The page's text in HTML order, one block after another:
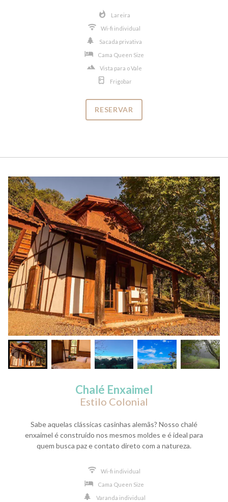
Lareira
Wi-fi individual
Sacada privativa
Cama Queen Size
Vista para o Vale
Frigobar
RESERVAR
Chalé Enxaimel
Estilo Colonial
Sabe aquelas clássicas casinhas alemãs? Nosso chalé
enxaimel é construído nos mesmos moldes e é ideal para
quem busca paz e contato direto com a natureza.
Wi-fi individual
Cama Queen Size
Varanda individual